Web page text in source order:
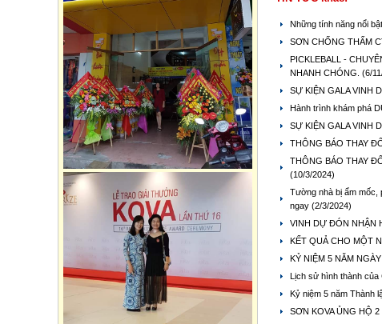
Những tính năng nổi
SƠN CHỐNG THẤM
PICKLEBALL -
NHANH CHÓNG. (6/
SỰ KIỆN GALA VINH
Hành trình khám phá
SỰ KIỆN GALA VINH
THÔNG BÁO THAY
THÔNG BÁO THAY
(10/3/2024)
Tường nhà bị ẩm mốc,
ngay (2/3/2024)
VINH DỰ ĐÓN NHẬN
KẾT QUẢ CHO MỘT
KỶ NIỆM 5 NĂM
Lịch sử hình thành của
Kỷ niệm 5 năm Thành
SƠN KOVA ỦNG HỘ